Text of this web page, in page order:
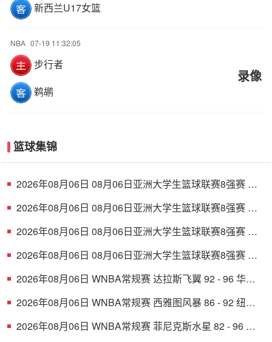
新西兰U17女篮
NBA 07-19 11:32:05
步行者
鹈鹕
录像
篮球集锦
2026年08月06日 08月06日亚洲大学生篮球联赛8强赛 清
2026年08月06日 08月06日亚洲大学生篮球联赛8强赛 早
2026年08月06日 08月06日亚洲大学生篮球联赛8强赛 北
2026年08月06日 08月06日亚洲大学生篮球联赛8强赛 延
2026年08月06日 WNBA常规赛 达拉斯飞翼 92 - 96 华盛
2026年08月06日 WNBA常规赛 西雅图风暴 86 - 92 纽约
2026年08月06日 WNBA常规赛 菲尼克斯水星 82 - 96 亚